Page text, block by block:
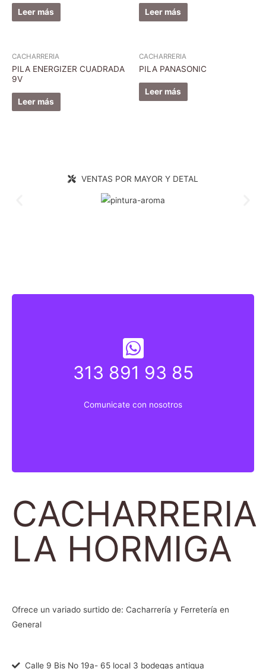
Leer más Leer más
CACHARRERIA
PILA ENERGIZER CUADRADA
9V
Leer más
CACHARRERIA
PILA PANASONIC
Leer más
VENTAS POR MAYOR Y DETAL
CACHARRERIA
LA HORMIGA
Ofrece un variado surtido de: Cacharrería y Ferretería en
General
Calle 9 Bis No 19a- 65 local 3 bodegas antigua
313 891 93 85
Comunicate con nosotros
313 891 9835
Comunicate con nosotros